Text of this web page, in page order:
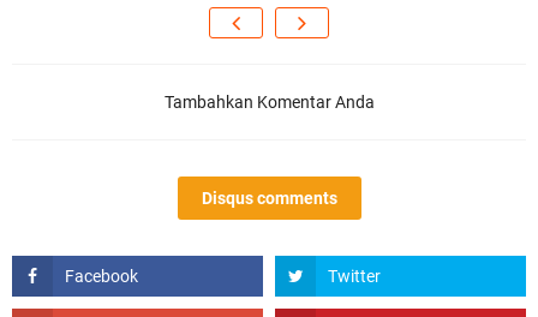
Tambahkan Komentar Anda
Disqus comments